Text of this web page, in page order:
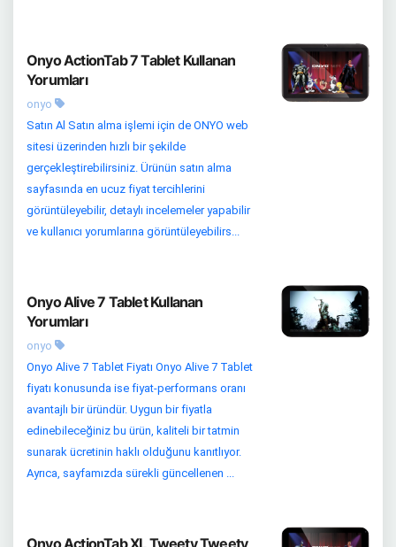
Onyo ActionTab 7 Tablet Kullanan
Yorumları
onyo
Satın Al Satın alma işlemi için de ONYO web
sitesi üzerinden hızlı bir şekilde
gerçekleştirebilirsiniz. Ürünün satın alma
sayfasında en ucuz fiyat tercihlerini
görüntüleyebilir, detaylı incelemeler yapabilir
ve kullanıcı yorumlarına görüntüleyebilirs...
Onyo Alive 7 Tablet Kullanan
Yorumları
onyo
Onyo Alive 7 Tablet Fiyatı Onyo Alive 7 Tablet
fiyatı konusunda ise fiyat-performans oranı
avantajlı bir üründür. Uygun bir fiyatla
edinebileceğiniz bu ürün, kaliteli bir tatmin
sunarak ücretinin haklı olduğunu kanıtlıyor.
Ayrıca, sayfamızda sürekli güncellenen ...
Onyo ActionTab XL Tweety Tweety